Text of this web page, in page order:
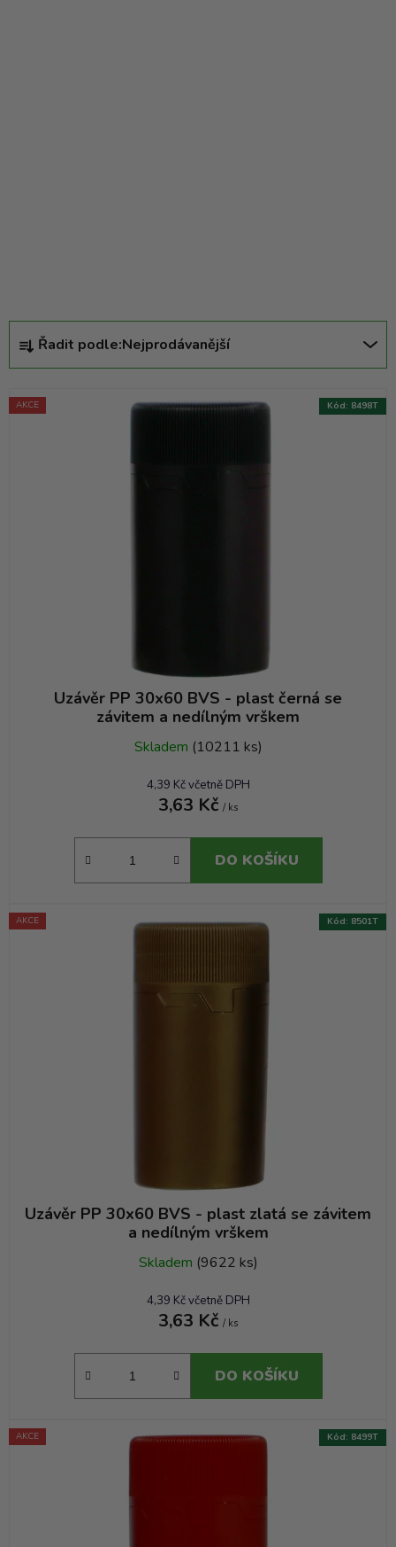
z
e
Řadit podle:Nejprodávanější
AKCE
Uzávěr PP 30x60 BVS - plast černá se
závitem a nedílným vrškem
Skladem (10211 ks)
4,39 Kč včetně DPH
3,63 Kč / ks
DO KOŠÍKU
Kód: 8498T
AKCE
Uzávěr PP 30x60 BVS - plast zlatá se závitem
a nedílným vrškem
Skladem (9622 ks)
4,39 Kč včetně DPH
3,63 Kč / ks
DO KOŠÍKU
Kód: 8501T
AKCE Kód: 8499T